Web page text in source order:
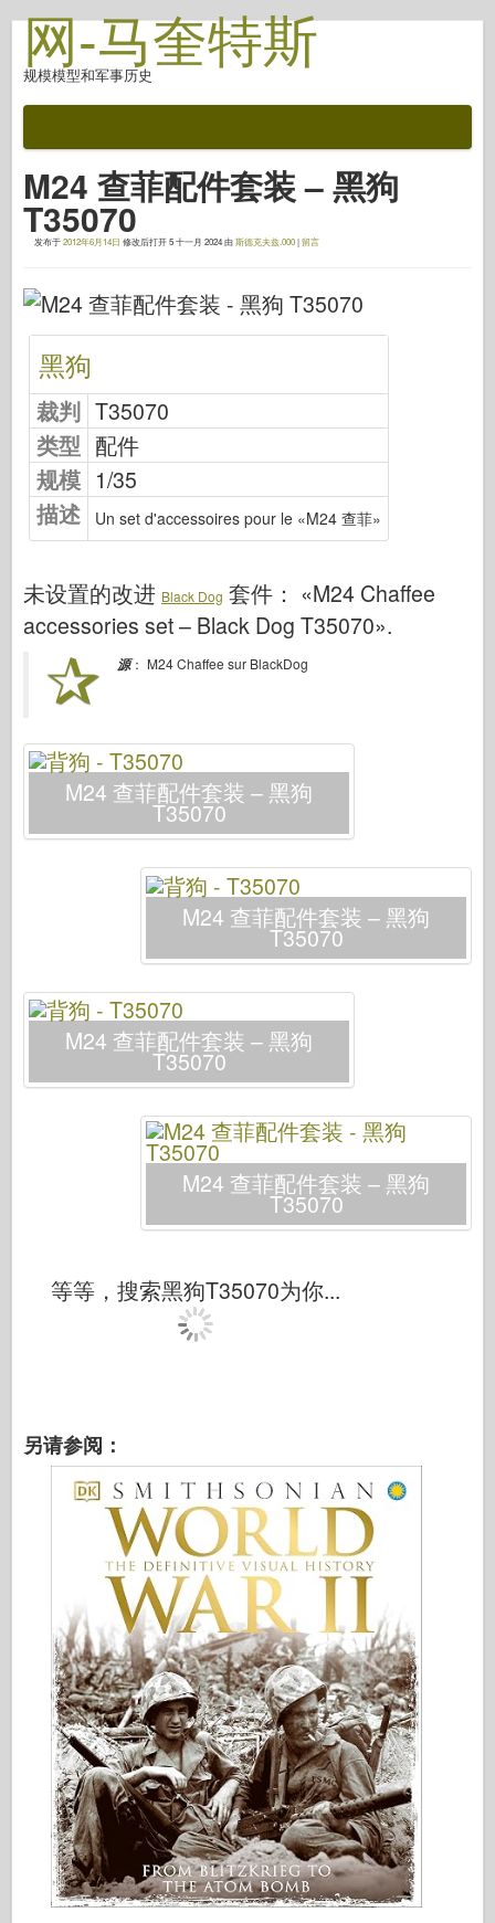
网-马奎特斯
规模模型和军事历史
战斗后
自动对焦武器
盟军轴
简介中的盔甲
协和
螺母和螺栓
新先锋
鱼鹰模型
鱼鹰出版
中队信号
坦克功率
卡车和坦克
瓦芬-阿森纳
马奎特斯
王牌模型
阿夫夫俱乐部
网络爱好
德尼普罗莫德
长谷川
泰泰莱里
传说
塔米亚
特朗普特
兹韦兹达
相册-照片
四处走动
书
Dvd
联系
勒杂志
M24 查菲配件套装 – 黑狗
T35070
发布于2012年6月14日 修改后打开5 十一月 2024由斯德克夫兹.000|留言
黑狗
裁判 T35070
类型 配件
规模 1/35
描述
Un set d'accessoires pour le «M24 查菲»
未设置的改进 Black Dog 套件： «M24 Chaffee
accessories set – Black Dog T35070».
源： M24 Chaffee sur BlackDog
M24 查菲配件套装 – 黑狗
T35070
M24 查菲配件套装 – 黑狗
T35070
M24 查菲配件套装 – 黑狗
T35070
M24 查菲配件套装 – 黑狗
T35070
等等，搜索黑狗T35070为你...
另请参阅：